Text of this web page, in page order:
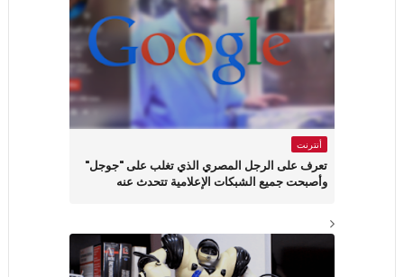
أنترنت
تعرف على الرجل المصري الذي تغلب على "جوجل"
وأصبحت جميع الشبكات الإعلامية تتحدث عنه